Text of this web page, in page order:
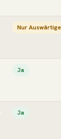
Nur Auswärtige
Ja
Ja